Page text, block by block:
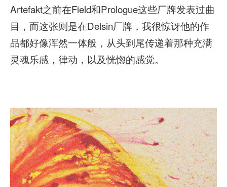
Artefakt之前在Field和Prologue这些厂牌发表过曲
目，而这张则是在Delsin厂牌，我很惊讶他的作
品都好像浑然一体般，从头到尾传递着那种充满
灵魂乐感，律动，以及恍惚的感觉。